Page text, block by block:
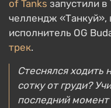
of Tanks запустили
челлендж «Танкуй»,
исполнитель OG
трек.
Стеснялся ходить
сотку от груди?
последний момент